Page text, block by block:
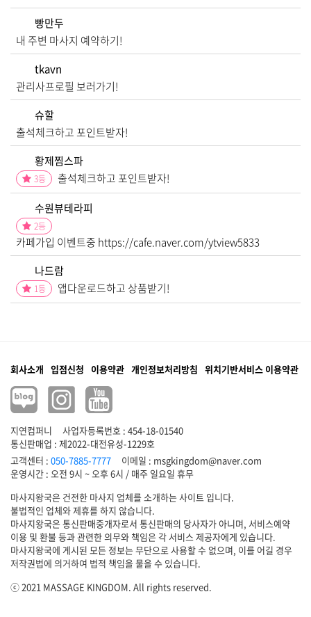
빵만두
내 주변 마사지 예약하기!
tkavn
관리사프로필 보러가기!
슈할
출석체크하고 포인트받자!
황제찜스파
3등
출석체크하고 포인트받자!
수원뷰테라피
2등
카페가입 이벤트중 https://cafe.naver.com/ytview5833
나드람
1등 앱다운로드하고 상품받기!
회사소개 입점신청 이용약관 개인정보처리방침 위치기반서비스 이용약관
지연컴퍼니
사업자등록번호 : 454-18-01540
통신판매업 : 제2022-대전유성-1229호
고객센터 : 050-7885-7777 이메일 : msgkingdom@naver.com
마사지왕국은 건전한 마사지 업체를 소개하는 사이트 입니다.
불법적인 업체와 제휴를 하지 않습니다.
마사지왕국은 통신판매중개자로서 통신판매의 당사자가 아니며, 서비스예약
이용 및 환불 등과 관련한 의무와 책임은 각 서비스 제공자에게 있습니다.
마사지왕국에 게시된 모든 정보는 무단으로 사용할 수 없으며, 이를 어길 경우
저작권법에 의거하여 법적 책임을 물을 수 있습니다.
ⓒ 2021 MASSAGE KINGDOM. All rights reserved.